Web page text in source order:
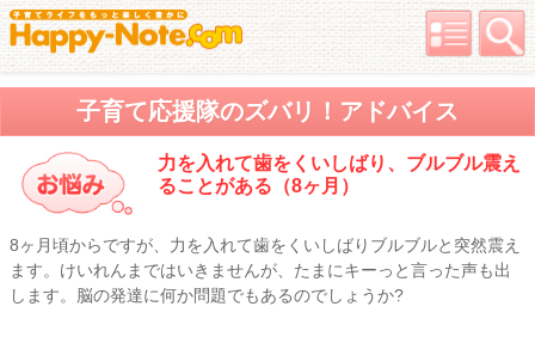
子育て応援隊のズバリ！アドバイス
力を入れて歯をくいしばり、ブルブル震え
ることがある（8ヶ月）
8ヶ月頃からですが、力を入れて歯をくいしばりブルブルと突然震え
ます。けいれんまではいきませんが、たまにキーっと言った声も出
します。脳の発達に何か問題でもあるのでしょうか?